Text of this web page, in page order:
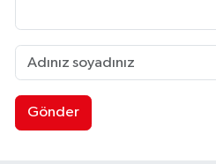
Gönder